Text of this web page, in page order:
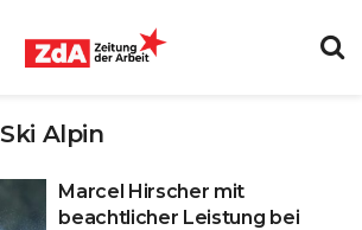
Ski Alpin
Marcel Hirscher mit
beachtlicher Leistung bei